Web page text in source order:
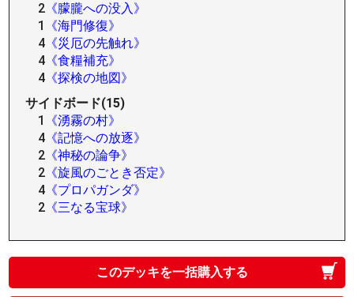
2 《朦朧への没入》
1
《海門修復》
4 《災厄の先触れ》
4 《食糧補充》
4 《探検の地図》
サイドボード(15)
1
《湧霧の村》
4 《記憶への放逐》
2 《神秘の論争》
2 《旋風のごとき否定》
4 《プロパガンダ》
2 《三なる宝球》
このデッキを一括購入する